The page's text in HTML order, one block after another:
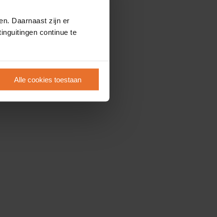
Daarnaast zijn er
continue te
Alle cookies toestaan